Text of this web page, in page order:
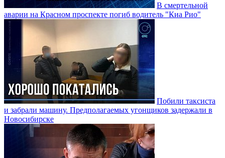
В смертельной
аварии на Красном проспекте погиб водитель "Киа Рио"
Побили таксиста
и забрали машину. Предполагаемых угонщиков задержали в
Новосибирске